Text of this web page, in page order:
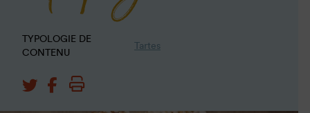
TYPOLOGIE DE
CONTENU
Tartes